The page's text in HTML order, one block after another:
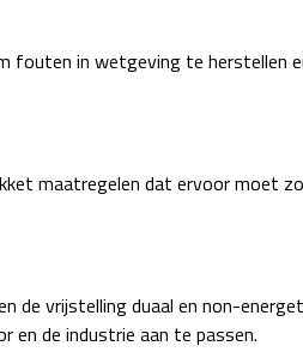
fouten in wetgeving te herstellen
maatregelen dat ervoor moet
vrijstelling duaal en non-
en de industrie aan te passen.